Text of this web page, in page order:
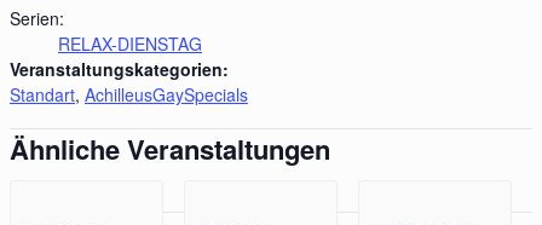
Serien:
RELAX-DIENSTAG
Veranstaltungskategorien:
Standart, AchilleusGaySpecials
Ähnliche Veranstaltungen